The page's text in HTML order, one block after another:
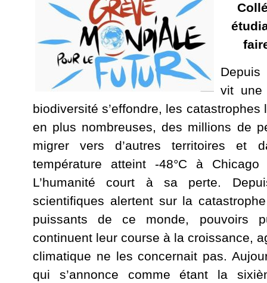
Depuis
vit une
biodiversité s’effondre, les
en plus nombreuses, des millions de
migrer vers d’autres territoires et
température atteint -48°C à
L’humanité court à sa perte.
scientifiques alertent sur la
puissants de ce monde, pouvoirs
continuent leur course à la croissance,
climatique ne les concernait pas.
qui s’annonce comme étant la